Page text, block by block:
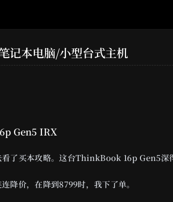
记本电脑/小型台式主机
Gen5 IRX
看了买本攻略。这台ThinkBook 16p Gen5深
降价，在降到8799时，我下了单。